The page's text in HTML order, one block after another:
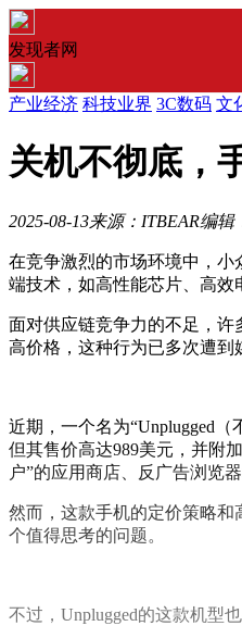
发现者网
产业经济 科技业界 3C数码 文
关机不彻底，
2025-08-13来源：ITBEAR编辑
在竞争激烈的市场环境中，
端技术，如高性能芯片、高效
面对供应链竞争力的不足，许
高价格，这种行为已多次遭到
近期，一个名为“Unplugged
但其售价高达989美元，并附
户”的应用商店、反广告浏览
然而，这款手机的定价策略和
个值得思考的问题。
不过，Unplugged的这款机型